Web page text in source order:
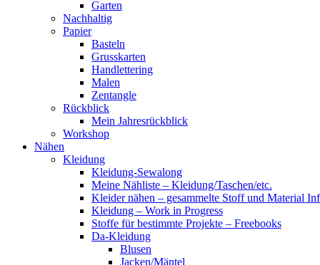
Garten
Nachhaltig
Papier
Basteln
Grusskarten
Handlettering
Malen
Zentangle
Rückblick
Mein Jahresrückblick
Workshop
Nähen
Kleidung
Kleidung-Sewalong
Meine Nähliste – Kleidung/Taschen/etc.
Kleider nähen – gesammelte Stoff und Material
Kleidung – Work in Progress
Stoffe für bestimmte Projekte – Freebooks
Da-Kleidung
Blusen
Jacken/Mäntel